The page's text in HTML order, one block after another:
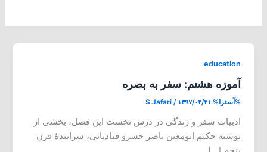
education
آموزه هشتم: سفر به بصره
%آسترا% S.Jafari / ۱۳۹۷/۰۲/۲۱
ادبیات سفر و زندگی در درس نخست این فصل، بخشی از
نوشته حکیم ابومعین ناصر خسرو قبادیانی، سرایندۀ قرن